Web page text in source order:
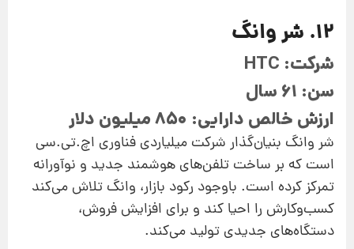
12. شر وانگ
شرکت: HTC
سن: 61 سال
ارزش خالص دارایی: 850 میلیون دلار
شر وانگ بنیان‌گذار شرکت میلیاردی فناوری اچ.تی.سی
است که بر ساخت تلفن‌های هوشمند جدید و نوآورانه
تمرکز کرده است. باوجود رکود بازار، وانگ تلاش می‌کند
کسب‌وکارش را احیا کند و برای افزایش فروش،
دستگاه‌های جدیدی تولید می‌کند.